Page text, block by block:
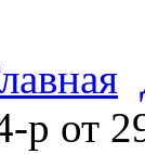
р от